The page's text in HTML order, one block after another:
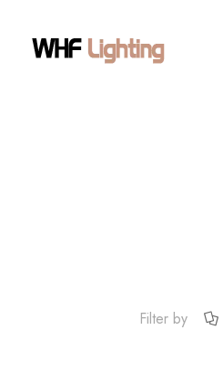
Filter by